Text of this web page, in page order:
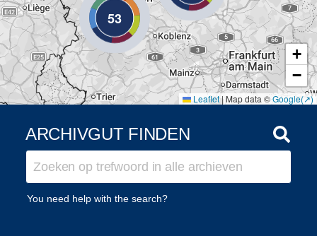
ARCHIVGUT FINDEN
You need help with the search?
53
+
−
Leaflet|Map data ©Google